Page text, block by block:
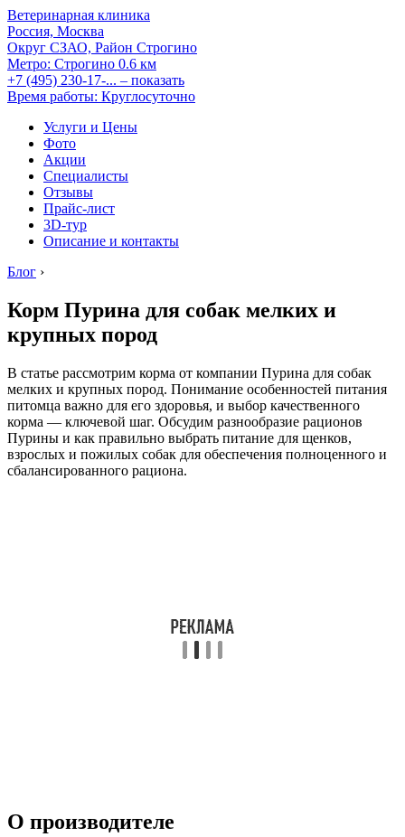
Ветеринарная клиника
Россия, Москва
Округ СЗАО, Район Строгино
Метро: Строгино 0.6 км
+7 (495) 230-17-... – показать
Время работы: Круглосуточно
Услуги и Цены
Фото
Акции
Специалисты
Отзывы
Прайс-лист
3D-тур
Описание и контакты
Блог ›
Корм Пурина для собак мелких и
крупных пород
В статье рассмотрим корма от компании Пурина для собак
мелких и крупных пород. Понимание особенностей питания
питомца важно для его здоровья, и выбор качественного
корма — ключевой шаг. Обсудим разнообразие рационов
Пурины и как правильно выбрать питание для щенков,
взрослых и пожилых собак для обеспечения полноценного и
сбалансированного рациона.
О производителе